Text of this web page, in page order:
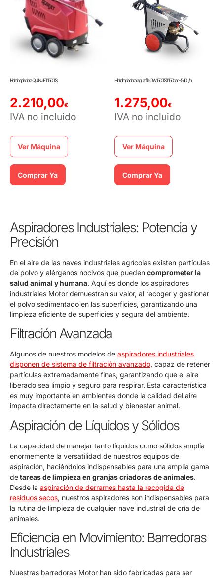
Hidrolimpiadora QUINJET 150 TS
2.210,00€
IVA no incluido
Ver Máquina
Comprar Ya
Hidrolimpiadora agua fría CW 150 TST 150bar – 540L/h
1.275,00€
IVA no incluido
Ver Máquina
Comprar Ya
Aspiradores Industriales: Potencia y
Precisión
En el aire de las naves industriales agrícolas existen partículas
de polvo y alérgenos nocivos que pueden comprometer la
salud animal y humana. Aquí es donde los aspiradores
industriales Motor demuestran su valor, al recoger y gestionar
el polvo sedimentado en las superficies, garantizando una
limpieza eficiente de superficies y segura del ambiente.
Filtración Avanzada
Algunos de nuestros modelos de aspiradores industriales
disponen de sistema de filtración avanzado, capaz de retener
partículas extremadamente finas, garantizando que el aire
liberado sea limpio y seguro para respirar. Esta característica
es muy importante en ambientes donde la calidad del aire
impacta directamente en la salud y bienestar animal.
Aspiración de Líquidos y Sólidos
La capacidad de manejar tanto líquidos como sólidos amplía
enormemente la versatilidad de nuestros equipos de
aspiración, haciéndolos indispensables para una amplia gama
detareas de limpieza en granjas criadoras de animales.
Desde la aspiración de derrames hasta la recogida de
residuos secos, nuestros aspiradores son indispensables para
la rutina de limpieza de cualquier nave industrial de cría de
animales.
Eficiencia en Movimiento: Barredoras
Industriales
Nuestras barredoras Motor han sido fabricadas para ser